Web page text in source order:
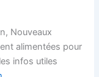
Nouveaux
alimentées pour
infos utiles